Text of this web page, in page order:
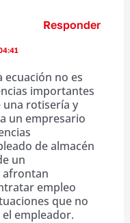
Responder
ecuación no es
importantes
rotisería y
un empresario
de almacén
un
afrontan
empleo
que no
empleador.